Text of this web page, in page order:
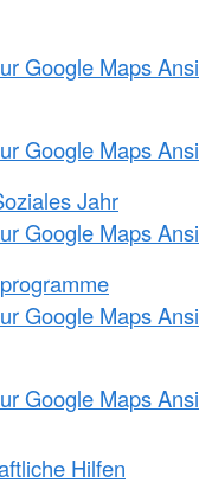
Google Maps
Google Maps
Jahr
Google Maps
Google Maps
Google Maps
Hilfen